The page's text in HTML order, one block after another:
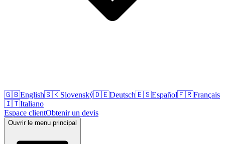
🇬🇧English🇸🇰Slovenský🇩🇪Deutsch🇪🇸Español🇫🇷Français
🇮🇹Italiano
Espace clientObtenir un devis
Ouvrir le menu principal